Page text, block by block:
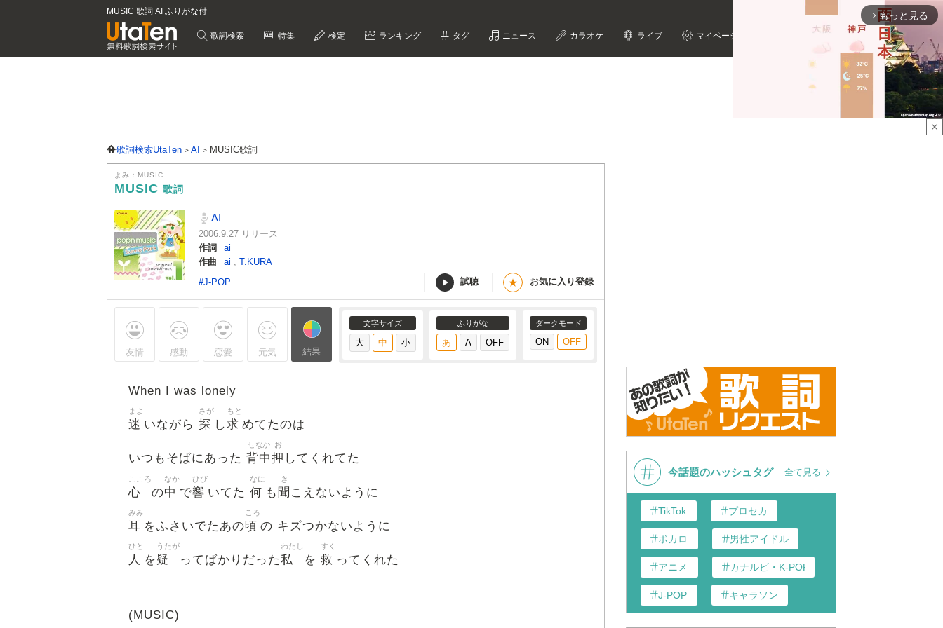
MUSIC 歌詞 AI ふりがな付
歌詞検索 特集 検定 ランキング タグ ニュース カラオケ ライブ マイページ
歌詞検索UtaTen AI MUSIC歌詞
よみ：MUSIC
MUSIC 歌詞
AI
2006.9.27 リリース
作詞
ai
作曲
ai , T.KURA
#J-POP
試聴 ★ お気に入り登録
友情 感動 恋愛 元気 結果
文字サイズ ふりがな ダークモード
When I was lonely
迷
まよ
いながら 探
さが
し求
もと
めてたのは
いつもそばにあった 背中
せなか
押
お
してくれてた
心
こころ
の中
なか
で響
ひび
いてた 何
なに
も 聞
き
こえないように
耳
みみ
をふさいでたあの頃
ころ
の キズつかないように
人
ひと
を疑
うたが
ってばかりだった私
わたし
を 救
すく
ってくれた
(MUSIC)
close
arrow_forward_ios もっと見る
今話題のハッシュタグ 全て見る
TikTok プロセカ
ボカロ 男性アイドル
アニメ カナルビ・K-POP和訳
J-POP キャラソン